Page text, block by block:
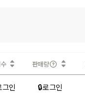
판매량
그인 🔒 로그인